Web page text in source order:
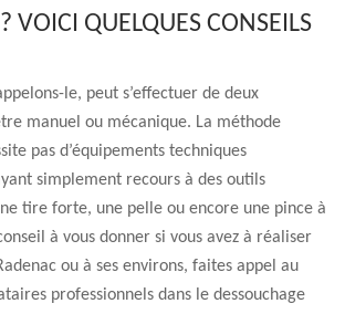
VOICI QUELQUES CONSEILS
le, peut s’effectuer de deux
manuel ou mécanique. La méthode
pas d’équipements techniques
simplement recours à des outils
tire forte, une pelle ou encore une pince à
à vous donner si vous avez à réaliser
ou à ses environs, faites appel au
professionnels dans le dessouchage